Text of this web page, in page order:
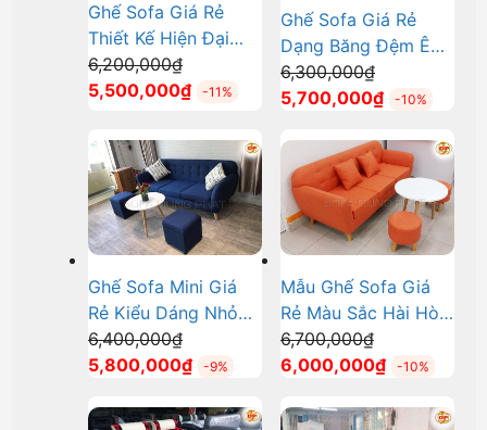
Ghế Sofa Giá Rẻ
Thiết Kế Hiện Đại
DP-GR15
6,200,000₫Giá
gốc
6,200,000₫.
5,500,000₫Giá
tại
là:
5,500,000₫.
-11%
Ghế Sofa Giá Rẻ
Dạng Băng Đệm Êm
Ái DP-GR19
6,300,000₫Giá
gốc
6,300,000₫.
5,700,000₫Giá
tại
là:
5,700,000₫.
-10%
Ghế Sofa Mini Giá
Rẻ Kiểu Dáng Nhỏ
Gọn DP-GR20
6,400,000₫Giá
gốc
6,400,000₫.
5,800,000₫Giá
tại
-9%
Mẫu Ghế Sofa Giá
Rẻ Màu Sắc Hài Hòa
DP-GR16
6,700,000₫Giá
gốc
6,700,000₫.
6,000,000₫Giá
tại
-10%